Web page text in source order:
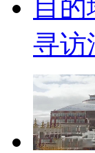
寻访